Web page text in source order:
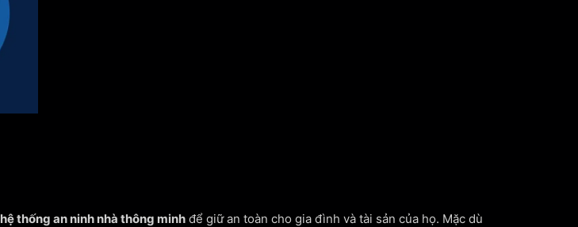
hệ thống an ninh nhà thông minh để giữ an toàn cho gia đình và tài sản của họ. Mặc dù